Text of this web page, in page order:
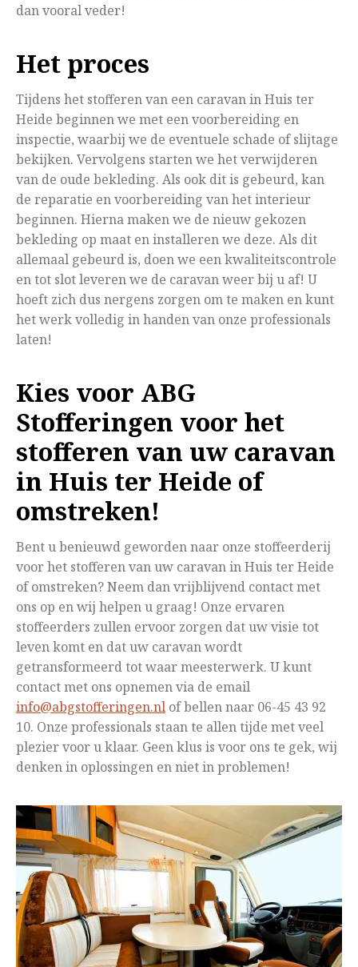
dan vooral veder!
Het proces
Tijdens het stofferen van een caravan in Huis ter
Heide beginnen we met een voorbereiding en
inspectie, waarbij we de eventuele schade of slijtage
bekijken. Vervolgens starten we het verwijderen
van de oude bekleding. Als ook dit is gebeurd, kan
de reparatie en voorbereiding van het interieur
beginnen. Hierna maken we de nieuw gekozen
bekleding op maat en installeren we deze. Als dit
allemaal gebeurd is, doen we een kwaliteitscontrole
en tot slot leveren we de caravan weer bij u af! U
hoeft zich dus nergens zorgen om te maken en kunt
het werk volledig in handen van onze professionals
laten!
Kies voor ABG
Stofferingen voor het
stofferen van uw caravan
in Huis ter Heide of
omstreken!
Bent u benieuwd geworden naar onze stoffeerderij
voor het stofferen van uw caravan in Huis ter Heide
of omstreken? Neem dan vrijblijvend contact met
ons op en wij helpen u graag! Onze ervaren
stoffeerders zullen ervoor zorgen dat uw visie tot
leven komt en dat uw caravan wordt
getransformeerd tot waar meesterwerk. U kunt
contact met ons opnemen via de email
info@abgstofferingen.nl of bellen naar 06-45 43 92
10. Onze professionals staan te allen tijde met veel
plezier voor u klaar. Geen klus is voor ons te gek, wij
denken in oplossingen en niet in problemen!